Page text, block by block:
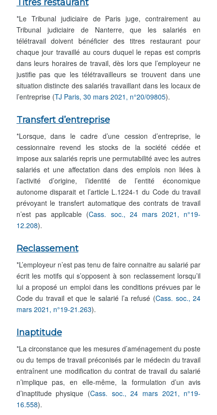
Titres restaurant
*Le Tribunal judiciaire de Paris juge, contrairement au
Tribunal judiciaire de Nanterre, que les salariés en
télétravail doivent bénéficier des titres restaurant pour
chaque jour travaillé au cours duquel le repas est compris
dans leurs horaires de travail, dès lors que l’employeur ne
justifie pas que les télétravailleurs se trouvent dans une
situation distincte des salariés travaillant dans les locaux de
l’entreprise (TJ Paris, 30 mars 2021, n°20/09805).
Transfert d’entreprise
*Lorsque, dans le cadre d’une cession d’entreprise, le
cessionnaire revend les stocks de la société cédée et
impose aux salariés repris une permutabilité avec les autres
salariés et une affectation dans des emplois non liées à
l’activité d’origine, l’identité de l’entité économique
autonome disparait et l’article L.1224-1 du Code du travail
prévoyant le transfert automatique des contrats de travail
n’est pas applicable (Cass. soc., 24 mars 2021, n°19-
12.208).
Reclassement
*L’employeur n’est pas tenu de faire connaitre au salarié par
écrit les motifs qui s’opposent à son reclassement lorsqu’il
lui a proposé un emploi dans les conditions prévues par le
Code du travail et que le salarié l’a refusé (Cass. soc., 24
mars 2021, n°19-21.263).
Inaptitude
*La circonstance que les mesures d’aménagement du poste
ou du temps de travail préconisés par le médecin du travail
entraînent une modification du contrat de travail du salarié
n’implique pas, en elle-même, la formulation d’un avis
d’inaptitude physique (Cass. soc., 24 mars 2021, n°19-
16.558).